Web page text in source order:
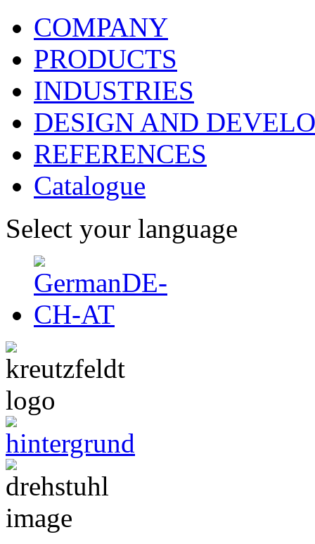
COMPANY
PRODUCTS
INDUSTRIES
DESIGN AND
REFERENCES
Catalogue
Select your language